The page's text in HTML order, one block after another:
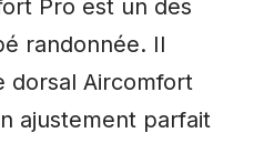
Pro est un des
randonnée. Il
dorsal Aircomfort
ajustement parfait